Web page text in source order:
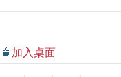
加入桌面